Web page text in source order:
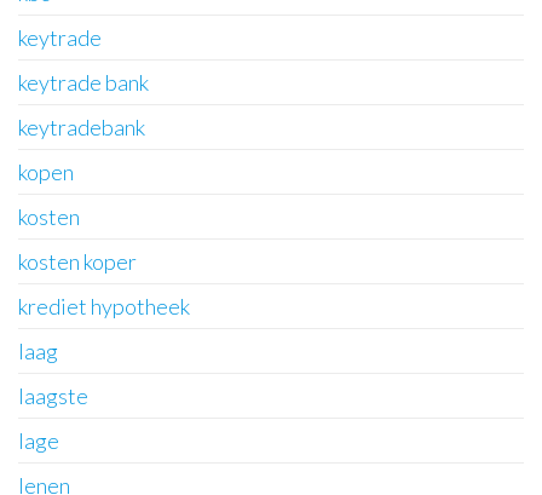
keytrade
keytrade bank
keytradebank
kopen
kosten
kosten koper
krediet hypotheek
laag
laagste
lage
lenen